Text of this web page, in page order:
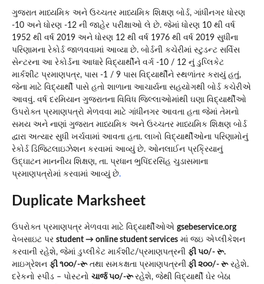
ગુજરાત માધ્યમિક અને ઉચ્ચતર માધ્યમિક શિક્ષણ બોર્ડ, ગાંધીનગર ધોરણ
-10 અને ધોરણ -12 ની જાહેર પરીક્ષાઓ લે છે. જેમાં ધોરણ 10 થી વર્ષ
1952 થી વર્ષ 2019 અને ધોરણ 12 થી વર્ષ 1976 થી વર્ષ 2019 સુધીના
પરિણામના રેકોર્ડ જાળવવામાં આવ્યા છે. બોર્ડની કચેરીમાં સ્ટુડન્ટ સર્વિસ
સેન્ટરના આ રેકોર્ડના આધારે વિદ્યાર્થીને વર્ગ -10 / 12 નું ડુપ્લિકેટ
માર્કશીટ પ્રમાણપત્ર, પાસ -1 / 9 પાસ વિદ્યાર્થીને સ્થળાંતર કરાયું હતું,
જેના માટે વિદ્યાર્થી પાસે હતો શાળાના આચાર્યના સહયોગથી બોર્ડ કચેરીએ
આવવું. વર્ષ દરમિયાન ગુજરાતના વિવિધ જિલ્લાઓમાંથી ઘણા વિદ્યાર્થીઓ
ઉપરોક્ત પ્રમાણપત્રો મેળવવા માટે ગાંધીનગર આવતા હતા જેમાં તેમનો
સમય અને નાણાં ગુજરાત માધ્યમિક અને ઉચ્ચતર માધ્યમિક શિક્ષણ બોર્ડ
દ્વારા અત્યાર સુધી ખર્ચવામાં આવતા હતા. લાખો વિદ્યાર્થીઓના પરિણામોનું
રેકોર્ડ ડિજિટલાઇઝેશન કરવામાં આવ્યું છે. ઓનલાઈન પ્રક્રિયાનું
ઉદ્ઘાટન માનનીય શિક્ષણ, તા. પ્રધાન ભુપિંદરસિંહ ચુડાસમાના
પ્રમાણપત્રોમાં કરવામાં આવ્યું છે.
Duplicate Marksheet
ઉપરોક્ત પ્રમાણપત્ર મેળવવા માટે વિદ્યાર્થીઓએ gsebeservice.org
વેબસાઇટ પર student → online student services માં જઇ એપ્લીકેશન
કરવાની રહેશે, જેમાં ડુપ્લીકેટ માર્કશીટ/પ્રમાણપત્રની ફી ૫૦/- રૂ.
માઇગ્રેશન ફી ૧૦૦/-રૂતથા સમકક્ષતા પ્રમાણપત્રની ફી ૨૦૦/- રૂરહેશે.
દરેકનો સ્પીડ – પોસ્ટનો ચાર્જ ૫૦/-રૂરહેશે, જેથી વિદ્યાર્થી ઘેર બેઠા